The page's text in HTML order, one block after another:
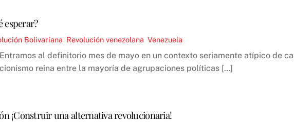
esperar?
Bolivariana Revolución venezolana Venezuela
al definitorio mes de mayo en un contexto seriamente atípico de
reina entre la mayoría de agrupaciones políticas […]
¡Construir una alternativa revolucionaria!